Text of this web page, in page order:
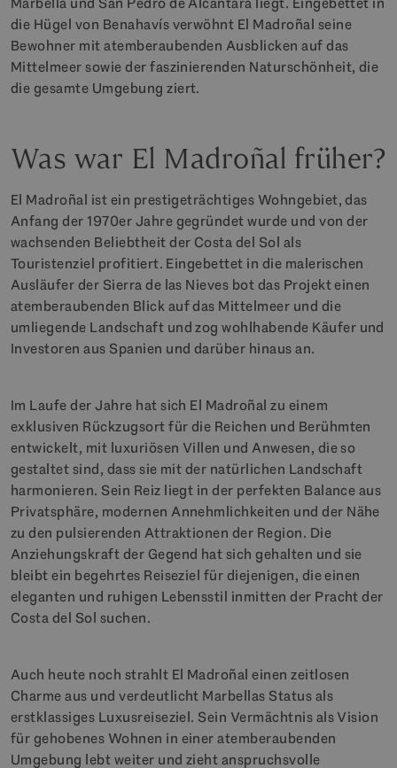
die Hügel von Benahavís verwöhnt El Madroñal seine
Bewohner mit atemberaubenden Ausblicken auf das
Mittelmeer sowie der faszinierenden Naturschönheit, die
die gesamte Umgebung ziert.
Was war El Madroñal früher?
El Madroñal ist ein prestigeträchtiges Wohngebiet, das
Anfang der 1970er Jahre gegründet wurde und von der
wachsenden Beliebtheit der Costa del Sol als
Touristenziel profitiert. Eingebettet in die malerischen
Ausläufer der Sierra de las Nieves bot das Projekt einen
atemberaubenden Blick auf das Mittelmeer und die
umliegende Landschaft und zog wohlhabende Käufer und
Investoren aus Spanien und darüber hinaus an.
Im Laufe der Jahre hat sich El Madroñal zu einem
exklusiven Rückzugsort für die Reichen und Berühmten
entwickelt, mit luxuriösen Villen und Anwesen, die so
gestaltet sind, dass sie mit der natürlichen Landschaft
harmonieren. Sein Reiz liegt in der perfekten Balance aus
Privatsphäre, modernen Annehmlichkeiten und der Nähe
zu den pulsierenden Attraktionen der Region. Die
Anziehungskraft der Gegend hat sich gehalten und sie
bleibt ein begehrtes Reiseziel für diejenigen, die einen
eleganten und ruhigen Lebensstil inmitten der Pracht der
Costa del Sol suchen.
Auch heute noch strahlt El Madroñal einen zeitlosen
Charme aus und verdeutlicht Marbellas Status als
erstklassiges Luxusreiseziel. Sein Vermächtnis als Vision
für gehobenes Wohnen in einer atemberaubenden
Umgebung lebt weiter und zieht anspruchsvolle